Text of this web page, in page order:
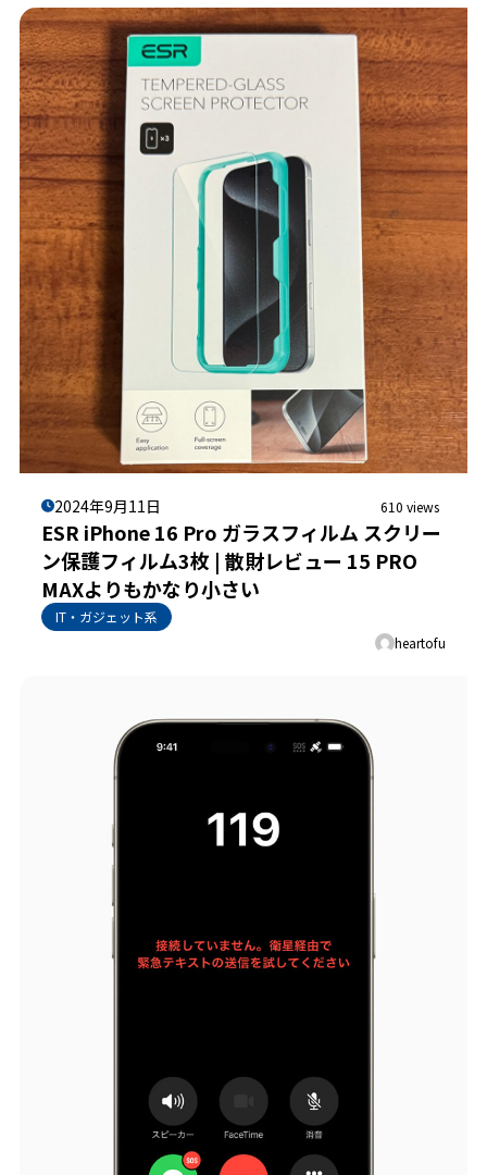
2024年9月11日 610 views
ESR iPhone 16 Pro ガラスフィルム スクリー
ン保護フィルム3枚 | 散財レビュー 15 PRO
MAXよりもかなり小さい
IT・ガジェット系
heartofu